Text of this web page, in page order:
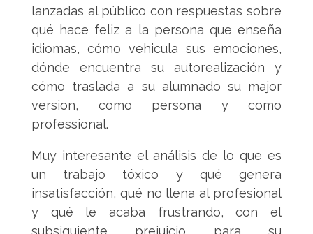
lanzadas al público con respuestas sobre
qué hace feliz a la persona que enseña
idiomas, cómo vehicula sus emociones,
dónde encuentra su autorealización y
cómo traslada a su alumnado su major
version, como persona y como
professional.
Muy interesante el análisis de lo que es
un trabajo tóxico y qué genera
insatisfacción, qué no llena al profesional
y qué le acaba frustrando, con el
subsiguiente prejuicio para su